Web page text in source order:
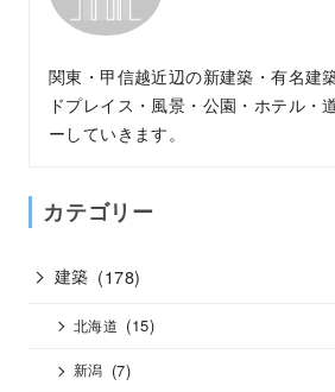
関東・甲信越近辺の新建築・有名建
ドプレイス・風景・公園・ホテル・
ーしていきます。
カテゴリー
建築 (178)
北海道 (15)
新潟 (7)